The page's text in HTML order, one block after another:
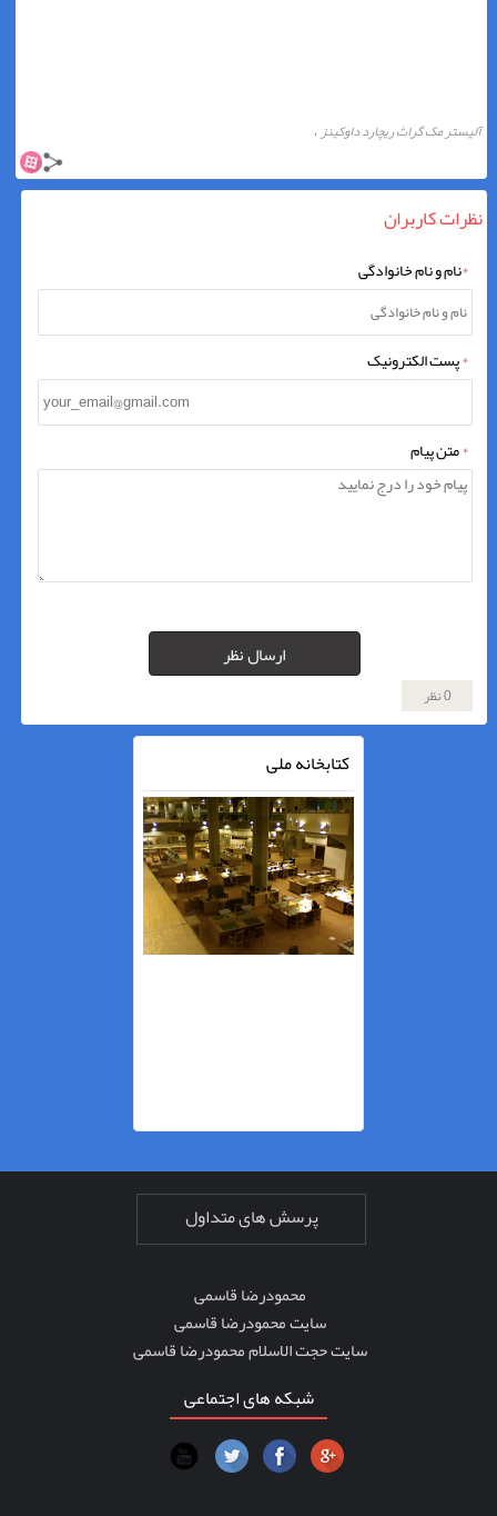
آلیستر مک گراث ریچارد داوکینز،
نظرات کاربران
*نام و نام خانوادگی
*پست الکترونیک
*متن پیام
ارسال نظر
0 نظر
کتابخانه ملی
پرسش های متداول
محمودرضا قاسمی
سایت محمودرضا قاسمی
سایت حجت الاسلام محمودرضا قاسمی
شبکه های اجتماعی